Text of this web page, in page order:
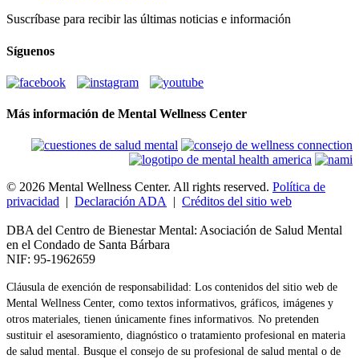
Suscríbase para recibir las últimas noticias e información
Síguenos
Más información de Mental Wellness Center
© 2026 Mental Wellness Center. All rights reserved. Política de
privacidad | Declaración ADA | Créditos del sitio web
DBA del Centro de Bienestar Mental: Asociación de Salud Mental
en el Condado de Santa Bárbara
NIF: 95-1962659
Cláusula de exención de responsabilidad: Los contenidos del sitio web de
Mental Wellness Center, como textos informativos, gráficos, imágenes y
otros materiales, tienen únicamente fines informativos. No pretenden
sustituir el asesoramiento, diagnóstico o tratamiento profesional en materia
de salud mental. Busque el consejo de su profesional de salud mental o de